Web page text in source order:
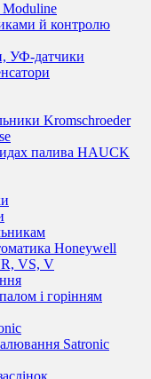
Moduline
й контролю
УФ-датчики
Kromschroeder
палива HAUCK
Honeywell
VS, V
і горінням
Satronic